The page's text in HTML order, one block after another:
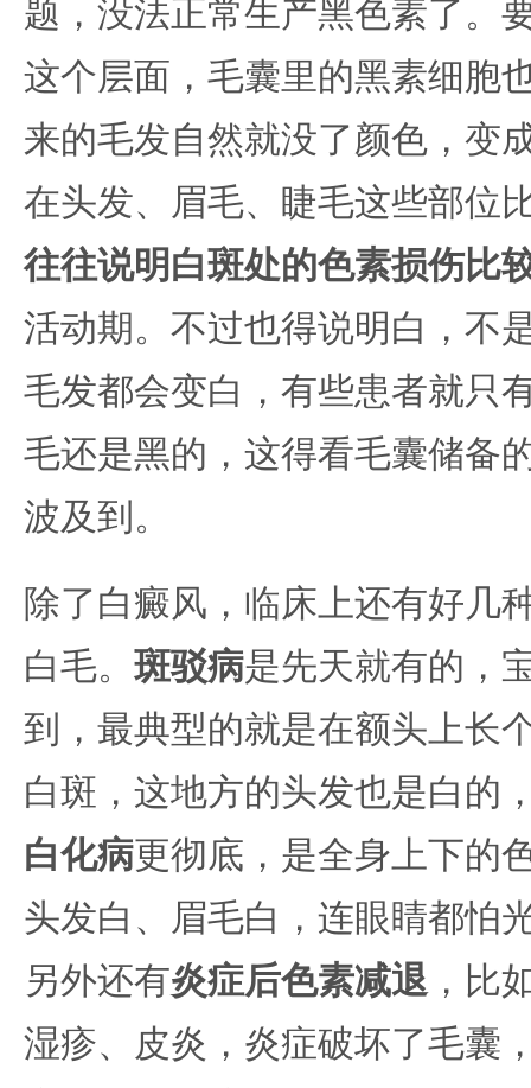
题，没法正常生产黑色素了。
这个层面，毛囊里的黑素细胞
来的毛发自然就没了颜色，变
在头发、眉毛、睫毛这些部位
往往说明白斑处的色素损伤比
活动期。不过也得说明白，不
毛发都会变白，有些患者就只
毛还是黑的，这得看毛囊储备
波及到。
除了白癜风，临床上还有好几
白毛。 斑驳病是先天就有的，
到，最典型的就是在额头上长
白斑，这地方的头发也是白的
白化病更彻底，是全身上下的
头发白、眉毛白，连眼睛都怕
另外还有炎症后色素减退，比
湿疹、皮炎，炎症破坏了毛囊